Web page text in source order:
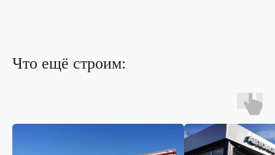
Что ещё строим: